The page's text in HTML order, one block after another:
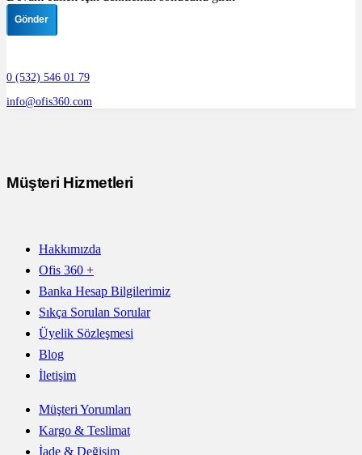
Gönder
0 (532) 546 01 79
info@ofis360.com
Müşteri Hizmetleri
Hakkımızda
Ofis 360 +
Banka Hesap Bilgilerimiz
Sıkça Sorulan Sorular
Üyelik Sözleşmesi
Blog
İletişim
Müşteri Yorumları
Kargo & Teslimat
İade & Değişim